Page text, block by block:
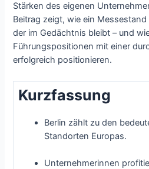
Stärken des eigenen
Beitrag zeigt, wie ein
der im Gedächtnis bleibt – und
Führungspositionen mit einer
erfolgreich positionieren.
Kurzfassung
Berlin zählt zu den
Standorten Europas.
Unternehmerinnen